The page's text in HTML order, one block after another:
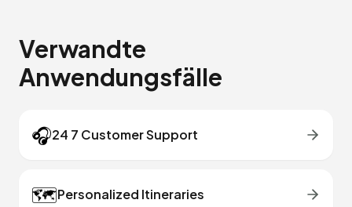
Verwandte
Anwendungsfälle
🎧24 7 Customer Support
🗺️Personalized Itineraries